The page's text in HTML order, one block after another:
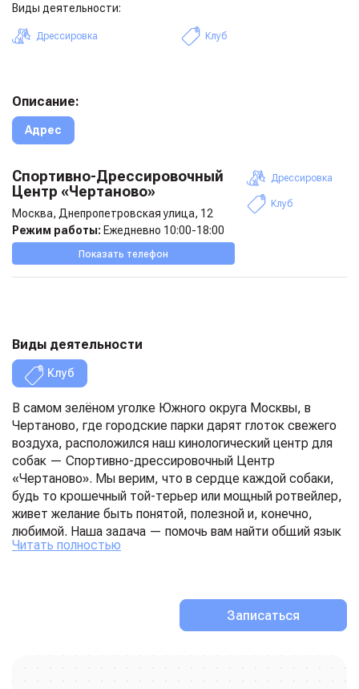
Описание:
Адрес
Спортивно-Дрессировочный
Центр «Чертаново»
Москва, Днепропетровская улица, 12
Режим работы: Ежедневно 10:00-18:00
Показать телефон
Дрессировка
Клуб
Виды деятельности
Клуб
В самом зелёном уголке Южного округа Москвы, в
Чертаново, где городские парки дарят глоток свежего
воздуха, расположился наш кинологический центр для
собак — Спортивно-дрессировочный Центр
«Чертаново». Мы верим, что в сердце каждой собаки,
будь то крошечный той-терьер или мощный ротвейлер,
живет желание быть понятой, полезной и, конечно,
любимой. Наша задача — помочь вам найти общий язык
и раскрыть весь потенциал вашего четвероногого
Мы предлагаем полный спектр услуг по дрессировке
собак, ведь путь к гармонии начинается с азов. Для тех,
кто хочет воспитать идеального городского жителя, мы
Читать полностью
Записаться
Виды деятельности:
Дрессировка Клуб